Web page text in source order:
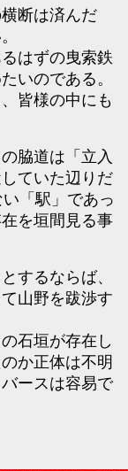
断は済んだ
はずの曳索鉄
いのである。
皆様の中にも
脇道は「立入
ていた辺りだ
「駅」であっ
を垣間見る事
するならば、
山野を跋渉す
石垣が存在し
か正体は不明
ースは容易で